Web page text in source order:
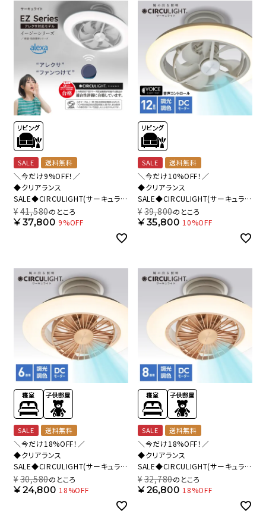
SALE 送料無料
＼今だけ9%OFF！／
◆クリアランス
SALE◆CIRCULIGHT(サーキュライ
ト) EZシリーズ アレクサ対応 スイ
ングモデル 12畳タイプ DCC-
¥41,580のところ
¥37,800 9%OFF
SALE 送料無料
＼今だけ10%OFF！／
◆クリアランス
SALE◆CIRCULIGHT(サーキュライ
ト) EZシリーズ 音声コントロール
スイングモデル 12畳タイプ DCC-
¥39,800のところ
¥35,800 10%OFF
SALE 送料無料
＼今だけ18%OFF！／
◆クリアランス
SALE◆CIRCULIGHT(サーキュライ
ト) EZシリーズ スイングモデル 6畳
タイプ ライトウッド DCC-
¥30,580のところ
¥24,800 18%OFF
SALE 送料無料
＼今だけ18%OFF！／
◆クリアランス
SALE◆CIRCULIGHT(サーキュライ
ト) EZシリーズ スイングモデル 8畳
タイプ ライトウッド DCC-
¥32,780のところ
¥26,800 18%OFF